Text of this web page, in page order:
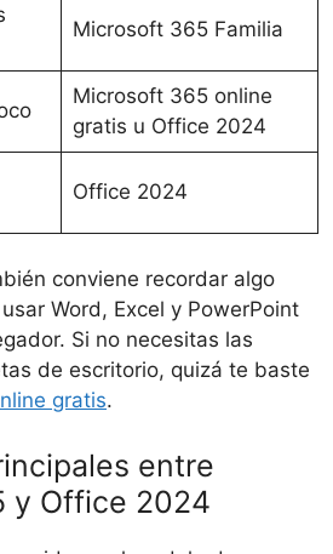
Microsoft 365 Familia
Microsoft 365 online
gratis u Office 2024
Office 2024
conviene recordar algo
Word, Excel y PowerPoint
Si no necesitas las
de escritorio, quizá te baste
gratis.
entre
y Office 2024